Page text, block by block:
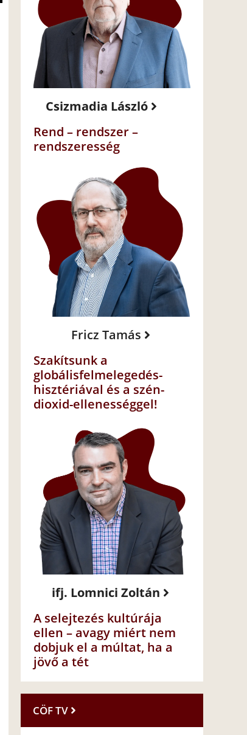
Csizmadia László
Rend – rendszer –
rendszeresség
Fricz Tamás
Szakítsunk a
globálisfelmelegedés-
hisztériával és a szén-
dioxid-ellenességgel!
ifj. Lomnici Zoltán
A selejtezés kultúrája
ellen – avagy miért nem
dobjuk el a múltat, ha a
jövő a tét
CÖF TV